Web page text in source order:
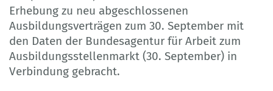
Erhebung zu neu abgeschlossenen
Ausbildungsverträgen zum 30. September mit
den Daten der Bundesagentur für Arbeit zum
Ausbildungsstellenmarkt (30. September) in
Verbindung gebracht.